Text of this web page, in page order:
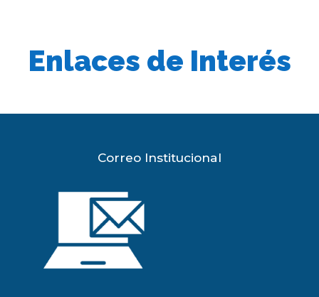
Enlaces de Interés
Correo Institucional